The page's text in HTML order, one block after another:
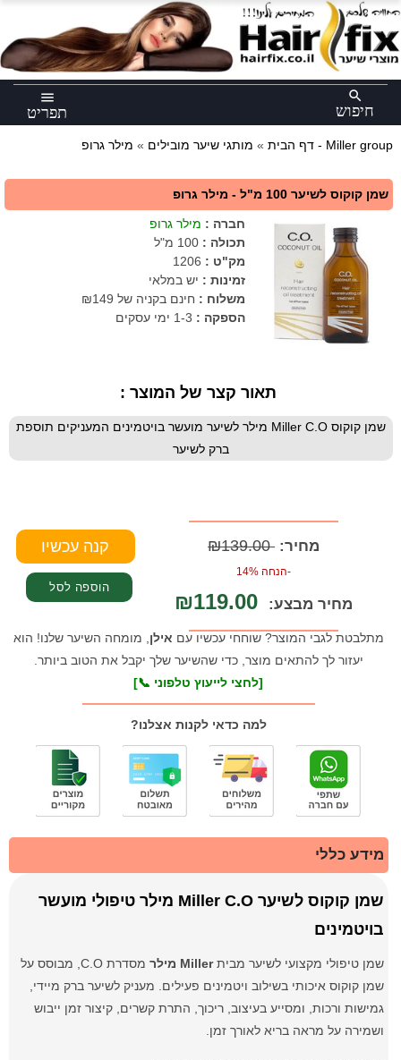
menu
תפריט
search
חיפוש
דף הבית » מותגי שיער מובילים » מילר גרופ - Miller group
שמן קוקוס לשיער 100 מ"ל - מילר גרופ
חברה : מילר גרופ
תכולה : 100 מ"ל
מק"ט :
1206
זמינות : יש במלאי
משלוח : חינם בקניה של ₪149
הספקה : 1-3 ימי עסקים
תאור קצר של המוצר :
שמן קוקוס Miller C.O מילר לשיער מועשר בויטמינים המעניקים תוספת
ברק לשיער
מחיר: ₪139.00
-הנחה 14%
מחיר מבצע: ₪119.00
מתלבטת לגבי המוצר? שוחחי עכשיו עם אילן , מומחה השיער שלנו! הוא
יעזור לך להתאים מוצר, כדי שהשיער שלך יקבל את הטוב ביותר.
[לחצי לייעוץ טלפוני 📞]
למה כדאי לקנות אצלנו?
מידע כללי
שמן קוקוס לשיער Miller C.O מילר טיפולי מועשר
בויטמינים
שמן טיפולי מקצועי לשיער מביתMiller מילר
מסדרת C.O, מבוסס על
שמן קוקוס איכותי בשילוב ויטמינים פעילים. מעניק לשיער ברק מיידי,
גמישות ורכות, ומסייע בעיצוב, ריכוך, התרת קשרים, קיצור זמן ייבוש
ושמירה על מראה בריא לאורך זמן.
×